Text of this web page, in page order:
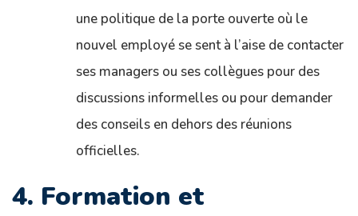
une politique de la porte ouverte où le
nouvel employé se sent à l’aise de contacter
ses managers ou ses collègues pour des
discussions informelles ou pour demander
des conseils en dehors des réunions
officielles.
4. Formation et